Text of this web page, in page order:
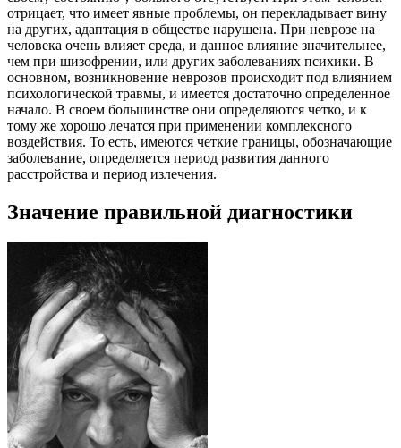
отрицает, что имеет явные проблемы, он перекладывает вину
на других, адаптация в обществе нарушена. При неврозе на
человека очень влияет среда, и данное влияние значительнее,
чем при шизофрении, или других заболеваниях психики. В
основном, возникновение неврозов происходит под влиянием
психологической травмы, и имеется достаточно определенное
начало. В своем большинстве они определяются четко, и к
тому же хорошо лечатся при применении комплексного
воздействия. То есть, имеются четкие границы, обозначающие
заболевание, определяется период развития данного
расстройства и период излечения.
Значение правильной диагностики